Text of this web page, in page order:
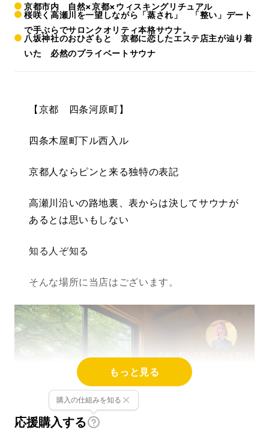
京都市内 自然×京都×ウィスキングリチュアル
桜咲く高瀬川を一望しながら「蒸され」 「整い」デート
で手ぶらでサロンクオリティ本格サウナ。
八坂神社のおひざもと 京都に恋したエステ店主が辿り着
いた 必然のプライベートサウナ
【京都 四条河原町】
四条木屋町下ル西入ル
京都人ならピンと来る独特の表記
高瀬川沿いの路地裏、表からは決してサウナが
あるとは思いもしない
知る人ぞ知る
そんな場所に当店はございます。
もっと見る
応援購入する
購入の仕組みを知る